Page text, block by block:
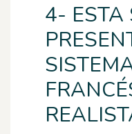
4- ESTA